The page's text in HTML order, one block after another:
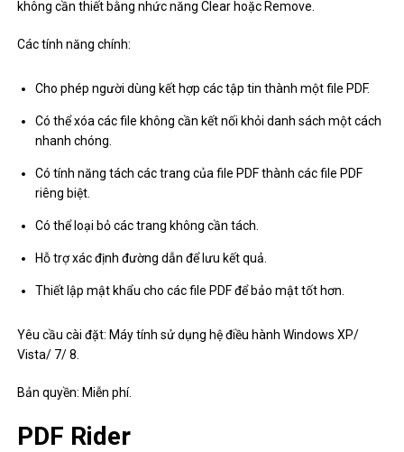
không cần thiết bằng nhức năng Clear hoặc Remove.
Các tính năng chính:
Cho phép người dùng kết hợp các tập tin thành một file PDF.
Có thể xóa các file không cần kết nối khỏi danh sách một cách
nhanh chóng.
Có tính năng tách các trang của file PDF thành các file PDF
riêng biệt.
Có thể loại bỏ các trang không cần tách.
Hỗ trợ xác định đường dẫn để lưu kết quả.
Thiết lập mật khẩu cho các file PDF để bảo mật tốt hơn.
Yêu cầu cài đặt: Máy tính sử dụng hệ điều hành Windows XP/
Vista/ 7/ 8.
Bản quyền: Miễn phí.
PDF Rider